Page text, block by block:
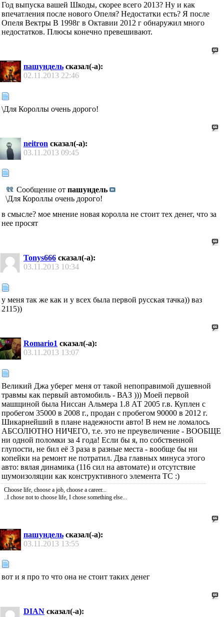
Год выпуска вашей Шкоды, скорее всего 2013? Ну и как
впечатления после нового Опеля? Недостатки есть? Я после
Опеля Вектры В 1998г в Октавии 2012 г обнаружил много
недостатков. Плюсы конечно превешивают.
пашундель сказал(-а):
02.11.2013 22:46
\Для Короллы очень дорого!
neitron сказал(-а):
03.11.2013 09:45
Сообщение от пашундель
\Для Короллы очень дорого!
в смысле? мое мнение новая королла не стоит тех денег, что за
нее просят
Tonys666 сказал(-а):
03.11.2013 10:34
у меня так же как и у всех была первой русская тачка)) ваз
2115))
Romario1 сказал(-а):
03.11.2013 13:07
Великий Джа уберег меня от такой непоправимой душевной
травмы как первый автомобиль - ВАЗ ))) Моей первой
машщиной была Ниссан Альмера 1.8 АТ 2005 г.в. Куплен с
пробегом 35000 в 2008 г., продан с пробегом 90000 в 2012 г.
Шикарнейший в плане надежности авто! В нем не ломалось
АБСОЛЮТНО НИЧЕГО, т.е. это не преувеличение - ВООБЩЕ
ни одной поломки за 4 года! Если бы я, по собственной
глупости, не бил её 3 раза в разные места - вообще бы ни
копейки на ремонт не потратил. Два главных минуса этого
авто: вялая динамика (116 сил на автомате) и отсутствие
шумоизоляции как конструктивного элемента ТС :)
Choose life, choose a job, choose a career...
..I chose not to choose life, I chose something else...
пашундель сказал(-а):
03.11.2013 13:55
вот и я про то что она не стоит таких денег
DIAN сказал(-а):